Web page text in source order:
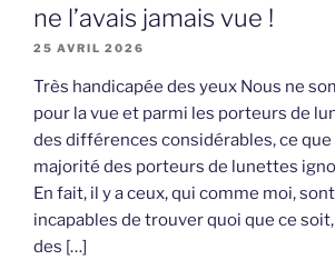
ne l’avais jamais vue !
25 AVRIL 2026
Très handicapée des yeux Nous ne
pour la vue et parmi les porteurs de
des différences considérables, ce que
majorité des porteurs de lunettes
En fait, il y a ceux, qui comme moi,
incapables de trouver quoi que ce
des […]